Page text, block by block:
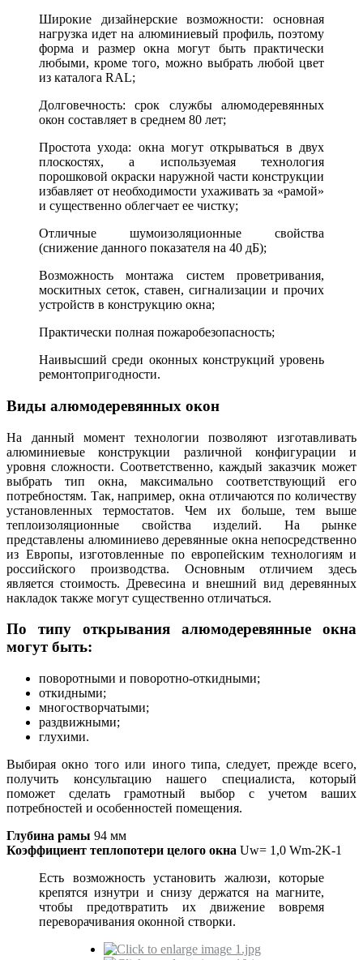
Широкие дизайнерские возможности: основная
нагрузка идет на алюминиевый профиль, поэтому
форма и размер окна могут быть практически
любыми, кроме того, можно выбрать любой цвет
из каталога RAL;
Долговечность: срок службы алюмодеревянных
окон составляет в среднем 80 лет;
Простота ухода: окна могут открываться в двух
плоскостях, а используемая технология
порошковой окраски наружной части конструкции
избавляет от необходимости ухаживать за «рамой»
и существенно облегчает ее чистку;
Отличные шумоизоляционные свойства
(снижение данного показателя на 40 дБ);
Возможность монтажа систем проветривания,
москитных сеток, ставен, сигнализации и прочих
устройств в конструкцию окна;
Практически полная пожаробезопасность;
Наивысший среди оконных конструкций уровень
ремонтопригодности.
Виды алюмодеревянных окон
На данный момент технологии позволяют изготавливать
алюминиевые конструкции различной конфигурации и
уровня сложности. Соответственно, каждый заказчик может
выбрать тип окна, максимально соответствующий его
потребностям. Так, например, окна отличаются по количеству
установленных термостатов. Чем их больше, тем выше
теплоизоляционные свойства изделий. На рынке
представлены алюминиево деревянные окна непосредственно
из Европы, изготовленные по европейским технологиям и
российского производства. Основным отличием здесь
является стоимость. Древесина и внешний вид деревянных
накладок также могут существенно отличаться.
По типу открывания алюмодеревянные окна
могут быть:
поворотными и поворотно-откидными;
откидными;
многостворчатыми;
раздвижными;
глухими.
Выбирая окно того или иного типа, следует, прежде всего,
получить консультацию нашего специалиста, который
поможет сделать грамотный выбор с учетом ваших
потребностей и особенностей помещения.
Глубина рамы 94 мм
Коэффициент теплопотери целого окна Uw= 1,0 Wm-2K-1
Есть возможность установить жалюзи, которые
крепятся изнутри и снизу держатся на магните,
чтобы предотвратить их движение вовремя
переворачивания оконной створки.